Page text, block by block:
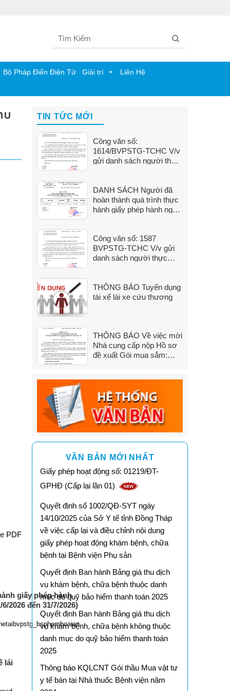
Bộ Pháp Điển Điện Tử Giải trí Liên Hệ
PDF
giấy phép hành
2026 đến 31/7/2026)
lái
TIN TỨC MỚI
Công văn số:
1614/BVPSTG-TCHC V/v
gửi danh sách người thực
DANH SÁCH Người đã
hoàn thành quá trình thực
hành giấy phép hành nghề
đến 31/7/2026)
Công văn số: 1587
BVPSTG-TCHC V/v gửi
danh sách người thực
THÔNG BÁO Tuyển dụng
tài xế lái xe cứu thương
THÔNG BÁO Về việc mời
Nhà cung cấp nộp Hồ sơ
đề xuất Gói mua sắm:
VĂN BẢN MỚI NHẤT
Giấy phép hoạt động số: 01219/ĐT-
GPHĐ (Cấp lại lần 01)
Quyết định số 1002/QĐ-SYT ngày
14/10/2025 của Sở Y tế tỉnh Đồng Tháp
về việc cấp lại và điều chỉnh nội dung
giấy phép hoạt động khám bệnh, chữa
bệnh tại Bệnh viện Phụ sản
Quyết định Ban hành Bảng giá thu dịch
vụ khám bệnh, chữa bệnh thuộc danh
mục do quỹ bảo hiểm thanh toán 2025
Quyết định Ban hành Bảng giá thu dịch
vụ khám bệnh, chữa bệnh không thuộc
danh mục do quỹ bảo hiểm thanh toán
2025
Thông báo KQLCNT Gói thầu Mua vật tư
y tế bán tại Nhà thuốc Bệnh viện năm